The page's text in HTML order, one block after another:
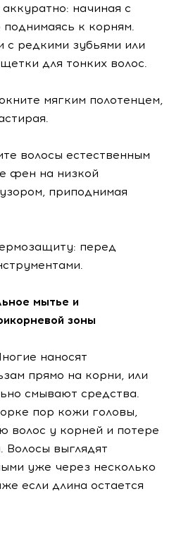
начиная с
поднимаясь к корням.
с редкими зубьями или
для тонких волос.
мягким полотенцем,
волосы естественным
фен на низкой
приподнимая
перед
мытье и
зоны
наносят
прямо на корни, или
смывают средства.
пор кожи головы,
волос у корней и потере
Волосы выглядят
уже через несколько
если длина остается